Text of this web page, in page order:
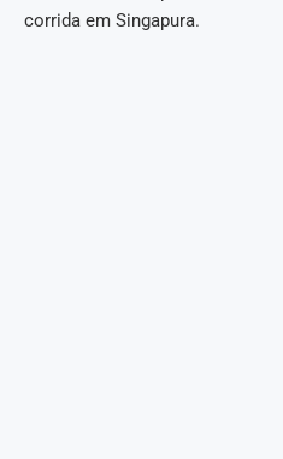
corrida em Singapura.